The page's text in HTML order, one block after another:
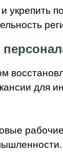
укрепить
для